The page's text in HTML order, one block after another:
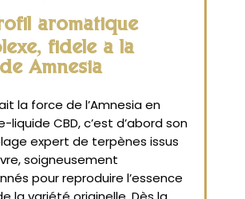
aromatique
fidèle à la
Amnesia
la force de l’Amnesia en
liquide CBD, c’est d’abord son
expert de terpènes issus
soigneusement
pour reproduire l’essence